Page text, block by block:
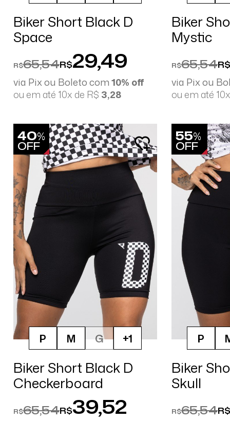
Biker Short Black D
Space
R$65,54R$29,49
via Pix ou Boleto com10% off
ou em até 10x de R$ 3,28
Biker
Mystic
R$65,54R$
via Pix ou
ou em até
40%
OFF
P M G +1
Biker Short Black D
Checkerboard
R$65,54R$39,52
55%
OFF
P
Biker
Skull
R$65,54R$